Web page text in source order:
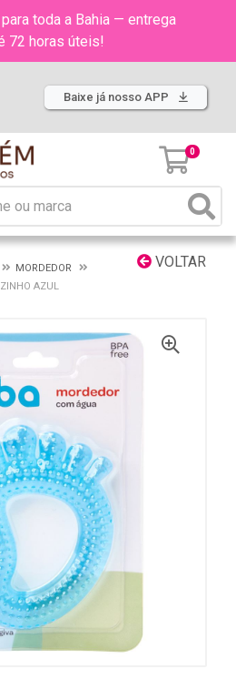
toda a Bahia — entrega
72 horas úteis!
Baixe já nosso APP
0
VOLTAR
MORDEDOR
AZUL